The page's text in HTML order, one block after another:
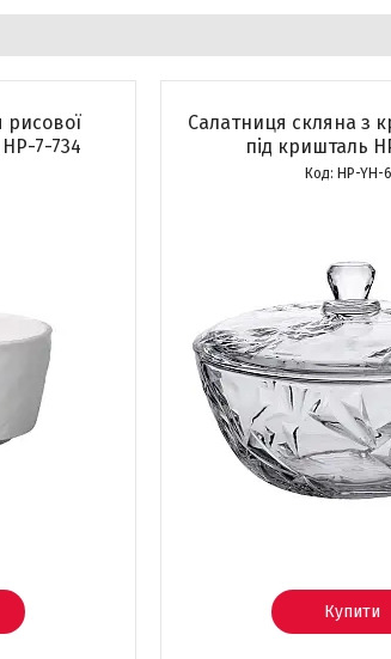
рисової
7-734
Салатниця скляна з
під кришталь
HP-YH-
Купити